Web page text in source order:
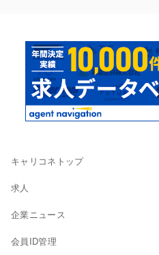
キャリコネトップ
求人
企業ニュース
会員ID管理